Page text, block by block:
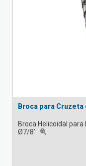
Broca para Cruzeta
Broca Helicoidal
Ø7/8'.